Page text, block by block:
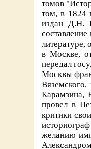
томов
том, в 1824
издан Д.Н.
литературе,
в Москве,
передал
Москвы
Карамзина,
провел в
критики
желанию